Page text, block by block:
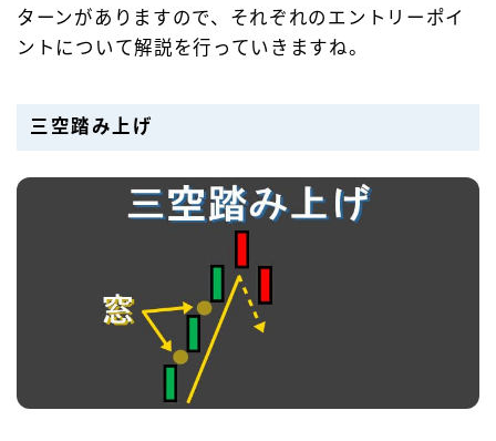
ターンがありますので、それぞれのエントリーポイ
ントについて解説を行っていきますね。
三空踏み上げ